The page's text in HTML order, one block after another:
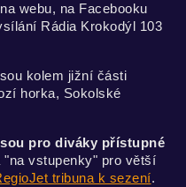
webu, na Facebooku
Rádia Krokodýl 103
kolem jižní části
horka, Sokolské
pro diváky přístupné
vstupenky" pro větší
tribuna k sezení.